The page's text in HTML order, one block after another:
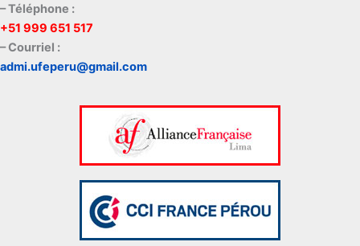
– Téléphone :
+51 999 651 517
– Courriel :
admi.ufeperu@gmail.com